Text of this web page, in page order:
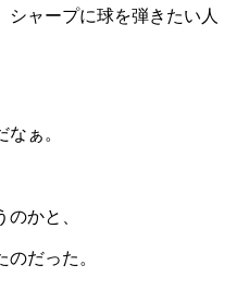
ャープに球を弾きたい人
ぁ。
かと、
だった。